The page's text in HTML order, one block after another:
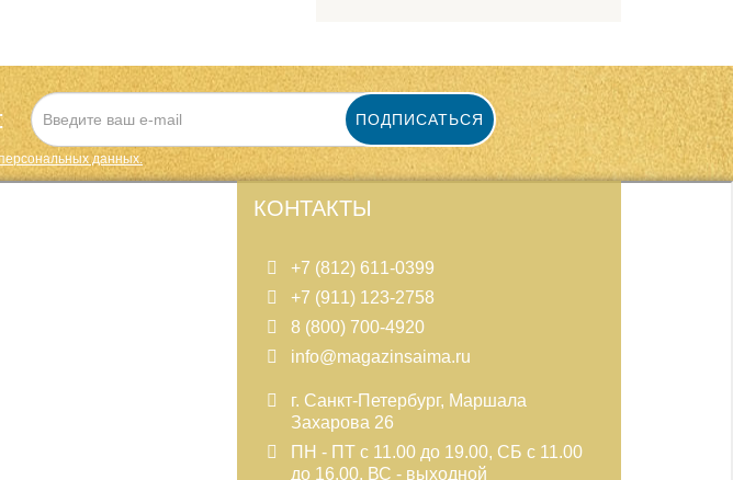
ПОДПИСАТЬСЯ
данных.
КОНТАКТЫ
+7 (812) 611-0399
+7 (911) 123-2758
8 (800) 700-4920
info@magazinsaima.ru
г. Санкт-Петербург, Маршала
Захарова 26
ПН - ПТ с 11.00 до 19.00, СБ с 11.00
до 16.00, ВС - выходной